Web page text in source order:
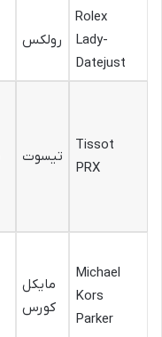
Rolex
Lady-
Datejust
رولکس
Tissot
PRX
تیسوت
Michael
Kors
Parker
مایکل
کورس